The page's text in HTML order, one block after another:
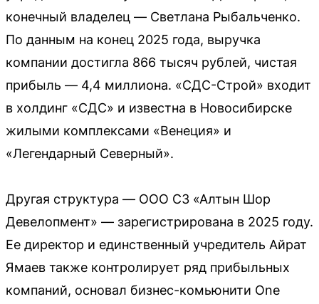
конечный владелец — Светлана Рыбальченко.
По данным на конец 2025 года, выручка
компании достигла 866 тысяч рублей, чистая
прибыль — 4,4 миллиона. «СДС-Строй» входит
в холдинг «СДС» и известна в Новосибирске
жилыми комплексами «Венеция» и
«Легендарный Северный».
Другая структура — ООО СЗ «Алтын Шор
Девелопмент» — зарегистрирована в 2025 году.
Ее директор и единственный учредитель Айрат
Ямаев также контролирует ряд прибыльных
компаний, основал бизнес-комьюнити One